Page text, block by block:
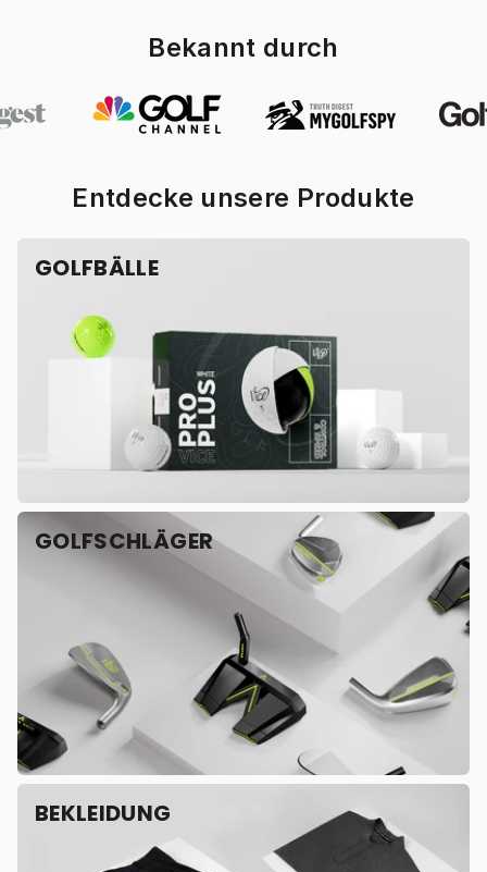
Bekannt durch
Entdecke unsere Produkte
GOLFBÄLLE
GOLFSCHLÄGER
BEKLEIDUNG